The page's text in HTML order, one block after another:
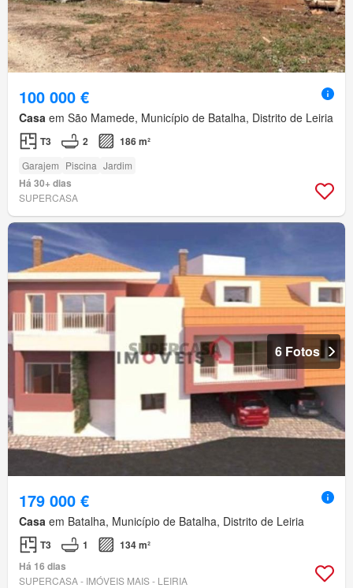
100 000 €
Casa em São Mamede, Município de Batalha, Distrito de Leiria
T3 2 186 m²
Garajem Piscina Jardim
Há 30+ dias
SUPERCASA
6 Fotos
179 000 €
Casa em Batalha, Município de Batalha, Distrito de Leiria
T3 1
134 m²
Há 16 dias
SUPERCASA - IMÓVEIS MAIS - LEIRIA